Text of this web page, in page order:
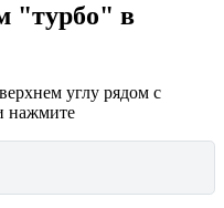
"турбо" в
углу рядом с
нажмите